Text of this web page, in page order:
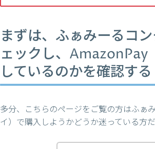
まずは、ふぁみーるコ
ェックし、AmazonPay
しているのかを確認する
多分、こちらのページをご覧の方はふぁ
イ）で購入しようかどうか迷っている方